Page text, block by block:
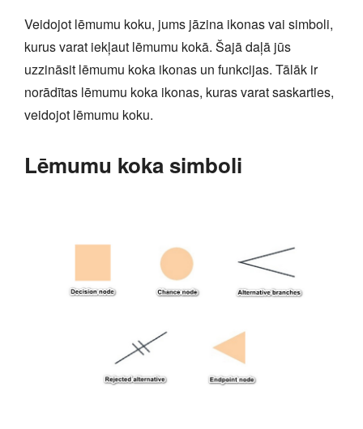
Veidojot lēmumu koku, jums jāzina ikonas vai simboli,
kurus varat iekļaut lēmumu kokā. Šajā daļā jūs
uzzināsit lēmumu koka ikonas un funkcijas. Tālāk ir
norādītas lēmumu koka ikonas, kuras varat saskarties,
veidojot lēmumu koku.
Lēmumu koka simboli